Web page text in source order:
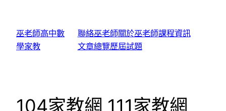
巫老師高中數
學家教
聯絡巫老師關於巫老師課程資訊
文章總覽歷屆試題
104家教網 111家教網